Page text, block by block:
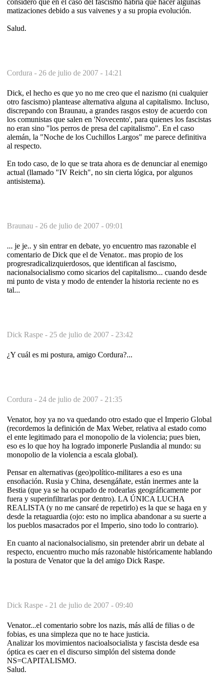
matizaciones debido a sus vaivenes y a su propia evolución.
Salud.
Cordura - 26 de julio de 2007 - 14:21
Dick, el hecho es que yo no me creo que el nazismo (ni cualquier
otro fascismo) plantease alternativa alguna al capitalismo. Incluso,
discrepando con Braunau, a grandes rasgos estoy de acuerdo con
los comunistas que salen en 'Novecento', para quienes los fascistas
no eran sino "los perros de presa del capitalismo". En el caso
alemán, la "Noche de los Cuchillos Largos" me parece definitiva
al respecto.
En todo caso, de lo que se trata ahora es de denunciar al enemigo
actual (llamado "IV Reich", no sin cierta lógica, por algunos
antisistema).
Braunau - 26 de julio de 2007 - 09:01
... je je.. y sin entrar en debate, yo encuentro mas razonable el
comentario de Dick que el de Venator.. mas propio de los
progresradicalizquierdosos, que identifican al fascismo,
nacionalsocialismo como sicarios del capitalismo... cuando desde
mi punto de vista y modo de entender la historia reciente no es
tal...
Dick Raspe - 25 de julio de 2007 - 23:42
¿Y cuál es mi postura, amigo Cordura?...
Cordura - 24 de julio de 2007 - 21:35
Venator, hoy ya no va quedando otro estado que el Imperio Global
(recordemos la definición de Max Weber, relativa al estado como
el ente legitimado para el monopolio de la violencia; pues bien,
eso es lo que hoy ha logrado imponerle Puslandia al mundo: su
monopolio de la violencia a escala global).
Pensar en alternativas (geo)político-militares a eso es una
ensoñación. Rusia y China, desengáñate, están inermes ante la
Bestia (que ya se ha ocupado de rodearlas geográficamente por
fuera y superinfiltrarlas por dentro). LA ÚNICA LUCHA
REALISTA (y no me cansaré de repetirlo) es la que se haga en y
desde la retaguardia (ojo: esto no implica abandonar a su suerte a
los pueblos masacrados por el Imperio, sino todo lo contrario).
En cuanto al nacionalsocialismo, sin pretender abrir un debate al
respecto, encuentro mucho más razonable históricamente hablando
la postura de Venator que la del amigo Dick Raspe.
Dick Raspe - 21 de julio de 2007 - 09:40
Venator...el comentario sobre los nazis, más allá de filias o de
fobias, es una simpleza que no te hace justicia.
Analizar los movimientos nacioalsocialista y fascista desde esa
óptica es caer en el discurso simplón del sistema donde
NS=CAPITALISMO.
Salud.